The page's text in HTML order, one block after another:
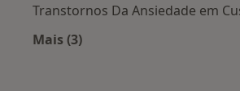
Transtornos Da Ansiedade em
Mais (3)